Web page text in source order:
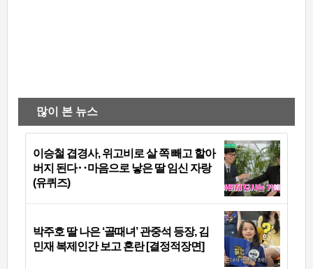
많이 본 뉴스
이승철 겹경사, 위고비로 살 쪽 빼고 할아
버지 된다‥마음으로 낳은 딸 임신 자랑
(유퀴즈)
박주호 딸 나은 ‘골때녀’ 관중석 등장, 김
민재 복제인간 보고 혼란 [결정적장면]